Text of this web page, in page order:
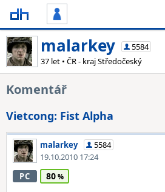
malarkey
5584
37 let • ČR - kraj Středočeský
Komentář
Vietcong: Fist Alpha
malarkey
5584
19.10.2010 17:24
PC 80